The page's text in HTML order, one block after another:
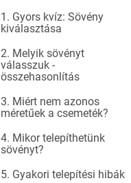
1. Gyors kvíz: Sövény
kiválasztása
2. Melyik sövényt
válasszuk -
összehasonlítás
3. Miért nem azonos
méretűek a csemeték?
4. Mikor telepíthetünk
sövényt?
5. Gyakori telepítési hibák